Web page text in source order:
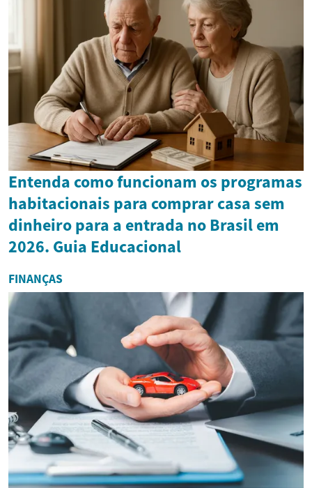
Entenda como funcionam os programas
habitacionais para comprar casa sem
dinheiro para a entrada no Brasil em
2026. Guia Educacional
FINANÇAS